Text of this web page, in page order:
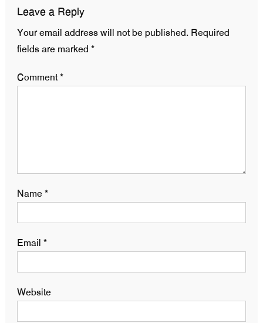
Leave a Reply
Your email address will not be published. Required
fields are marked *
Comment*
Name*
Email *
Website